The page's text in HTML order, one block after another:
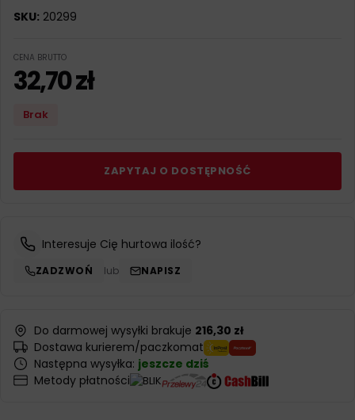
SKU: 20299
CENA BRUTTO
32,70zł
Brak
ZAPYTAJ O DOSTĘPNOŚĆ
Interesuje Cię hurtowa ilość?
ZADZWOŃ lub NAPISZ
Do darmowej wysyłki brakuje 216,30 zł
Dostawa kurierem/paczkomat
Następna wysyłka: jeszcze dziś
Metody płatności